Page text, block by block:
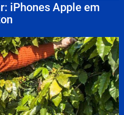
iPhones Apple em